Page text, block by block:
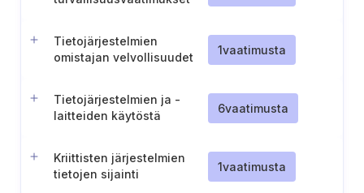
Tietojärjestelmien
omistajan velvollisuudet
1vaatimusta
Tietojärjestelmien ja -
laitteiden käytöstä
6vaatimusta
Kriittisten järjestelmien
tietojen sijainti
1vaatimusta